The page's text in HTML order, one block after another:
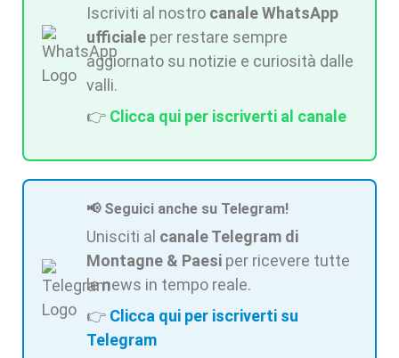
Iscriviti al nostro canale WhatsApp
ufficiale per restare sempre
aggiornato su notizie e curiosità dalle
valli.
👉 Clicca qui per iscriverti al canale
📢 Seguici anche su Telegram!
Unisciti al canale Telegram di
Montagne & Paesi per ricevere tutte
le news in tempo reale.
👉 Clicca qui per iscriverti su
Telegram